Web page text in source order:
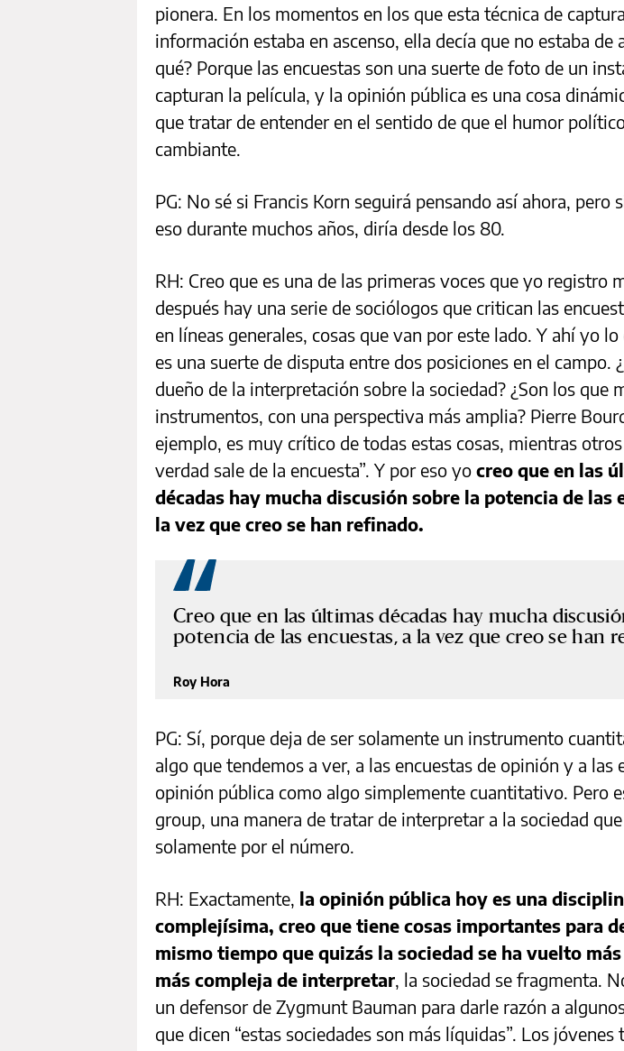
pionera. En los momentos en los que esta técnica de
información estaba en ascenso, ella decía que no estaba de
qué? Porque las encuestas son una suerte de foto de un
capturan la película, y la opinión pública es una cosa
que tratar de entender en el sentido de que el humor
cambiante.
PG: No sé si Francis Korn seguirá pensando así ahora, pero
eso durante muchos años, diría desde los 80.
RH: Creo que es una de las primeras voces que yo registro
después hay una serie de sociólogos que critican las
en líneas generales, cosas que van por este lado. Y ahí yo
es una suerte de disputa entre dos posiciones en el campo.
dueño de la interpretación sobre la sociedad? ¿Son los que
instrumentos, con una perspectiva más amplia? Pierre
ejemplo, es muy crítico de todas estas cosas, mientras otros
verdad sale de la encuesta”. Y por eso yo creo que en las
décadas hay mucha discusión sobre la potencia de las
la vez que creo se han refinado.
Creo que en las últimas décadas hay mucha
potencia de las encuestas, a la vez que creo se han
Roy Hora
PG: Sí, porque deja de ser solamente un instrumento
algo que tendemos a ver, a las encuestas de opinión y a las
opinión pública como algo simplemente cuantitativo. Pero
group, una manera de tratar de interpretar a la sociedad
solamente por el número.
RH: Exactamente, la opinión pública hoy es una
complejísima, creo que tiene cosas importantes para
mismo tiempo que quizás la sociedad se ha vuelto
más compleja de interpretar, la sociedad se fragmenta.
un defensor de Zygmunt Bauman para darle razón a
que dicen “estas sociedades son más líquidas”. Los jóvenes